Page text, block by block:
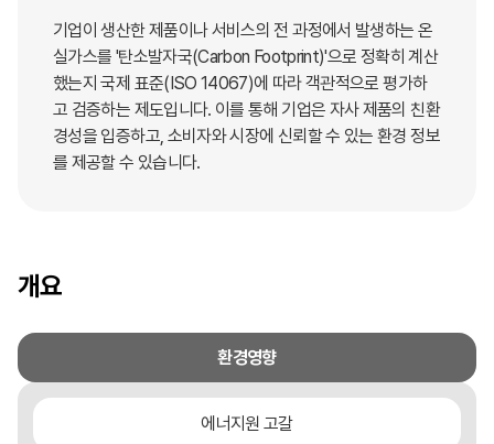
기업이 생산한 제품이나 서비스의 전 과정에서 발생하는 온
실가스를 '탄소발자국(Carbon Footprint)'으로 정확히 계산
했는지 국제 표준(ISO 14067)에 따라 객관적으로 평가하
고 검증하는 제도입니다. 이를 통해 기업은 자사 제품의 친환
경성을 입증하고, 소비자와 시장에 신뢰할 수 있는 환경 정보
를 제공할 수 있습니다.
개요
환경영향
에너지원 고갈